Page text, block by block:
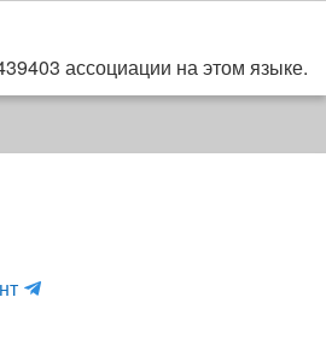
ассоциации на этом языке.
и